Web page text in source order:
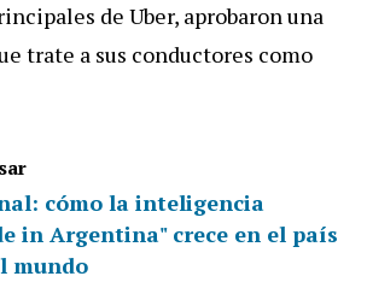
de Uber, aprobaron una
trate a sus conductores como
cómo la inteligencia
in Argentina" crece en el país
mundo